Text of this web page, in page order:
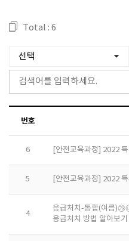
Total : 6
번호
6 [안전교육과정] 2022
5 [안전교육과정] 2022
4
응급처치-통합(여름)㉮
응급처치 방법 알아보기